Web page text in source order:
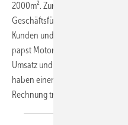
2000m². Zur offiziellen Eröffnung
Geschäftsführer Bernhard
Kunden und Lieferanten. Fischer
papst Motoren & Ventilatoren
Umsatz und daran gebundenen
haben einen Standort
Rechnung tragen